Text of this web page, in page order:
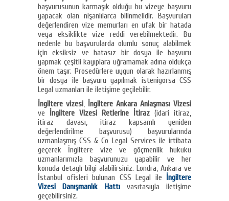
başvurusunun karmaşık olduğu bu vizeye başvuru
yapacak olan nişanlılarca bilinmelidir. Başvuruları
değerlendiren vize memurları en ufak bir hatada
veya eksiklikte vize reddi verebilmektedir. Bu
nedenle bu başvurularda olumlu sonuç alabilmek
için eksiksiz ve hatasız bir dosya ile başvuru
yapmak çeşitli kayıplara uğramamak adına oldukça
önem taşır. Prosedürlere uygun olarak hazırlanmış
bir dosya ile başvuru yapılmak isteniyorsa CSS
Legal uzmanları ile iletişime geçilebilir.
İngiltere vizesi, İngiltere Ankara Anlaşması Vizesi
ve
İngiltere Vizesi Retlerine İtiraz (idari itiraz,
itiraz davası, itiraz kapsamlı yeniden
değerlendirilme başvurusu) başvurularında
uzmanlaşmış CSS & Co Legal Services ile irtibata
geçerek İngiltere vize ve göçmenlik hukuku
uzmanlarımızla başvurunuzu yapabilir ve her
konuda detaylı bilgi alabilirsiniz. Londra, Ankara ve
İstanbul ofisleri bulunan CSS Legal ile İngiltere
Vizesi Danışmanlık Hattıvasıtasıyla iletişime
geçebilirsiniz.